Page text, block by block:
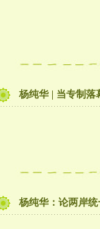
杨纯华 | 当专制落
杨纯华：论两岸